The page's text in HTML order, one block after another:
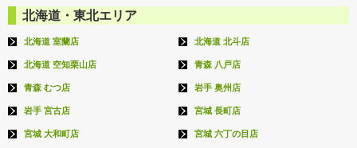
北海道・東北エリア
北海道 室蘭店 北海道 北斗店
北海道 空知栗山店 青森 八戸店
青森 むつ店 岩手 奥州店
岩手 宮古店 宮城 長町店
宮城 大和町店 宮城 六丁の目店